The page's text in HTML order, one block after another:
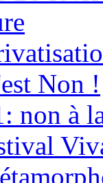
Non !
non à